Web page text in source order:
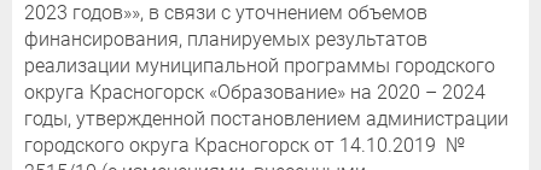
2023 годов»», в связи с уточнением объемов
финансирования, планируемых результатов
реализации муниципальной программы городского
округа Красногорск «Образование» на 2020 – 2024
годы, утвержденной постановлением администрации
городского округа Красногорск от 14.10.2019 №